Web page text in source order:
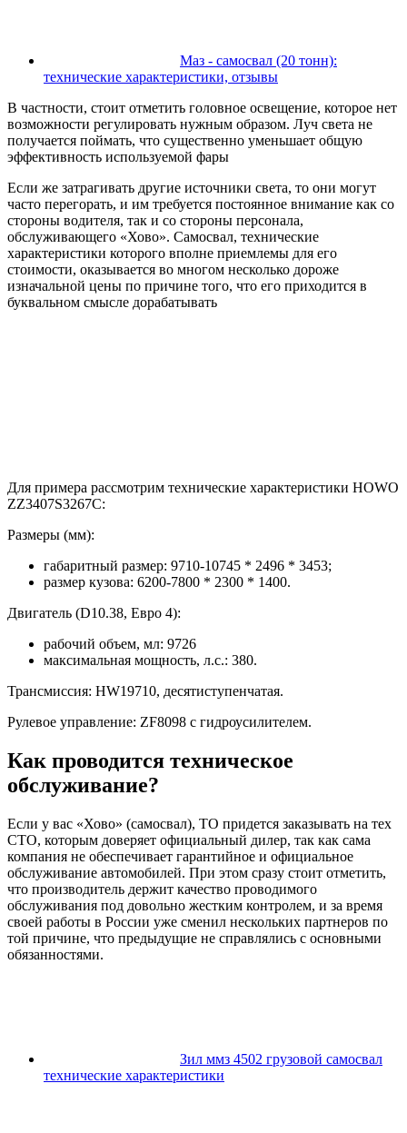
Маз - самосвал (20 тонн):
технические характеристики, отзывы
В частности, стоит отметить головное освещение, которое нет
возможности регулировать нужным образом. Луч света не
получается поймать, что существенно уменьшает общую
эффективность используемой фары
Если же затрагивать другие источники света, то они могут
часто перегорать, и им требуется постоянное внимание как со
стороны водителя, так и со стороны персонала,
обслуживающего «Хово». Самосвал, технические
характеристики которого вполне приемлемы для его
стоимости, оказывается во многом несколько дороже
изначальной цены по причине того, что его приходится в
буквальном смысле дорабатывать
Для примера рассмотрим технические характеристики HOWO
ZZ3407S3267C:
Размеры (мм):
габаритный размер: 9710-10745 * 2496 * 3453;
размер кузова: 6200-7800 * 2300 * 1400.
Двигатель (D10.38, Евро 4):
рабочий объем, мл: 9726
максимальная мощность, л.с.: 380.
Трансмиссия: HW19710, десятиступенчатая.
Рулевое управление: ZF8098 с гидроусилителем.
Как проводится техническое
обслуживание?
Если у вас «Хово» (самосвал), ТО придется заказывать на тех
СТО, которым доверяет официальный дилер, так как сама
компания не обеспечивает гарантийное и официальное
обслуживание автомобилей. При этом сразу стоит отметить,
что производитель держит качество проводимого
обслуживания под довольно жестким контролем, и за время
своей работы в России уже сменил нескольких партнеров по
той причине, что предыдущие не справлялись с основными
обязанностями.
Зил ммз 4502 грузовой самосвал
технические характеристики